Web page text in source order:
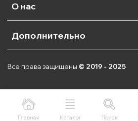
О нас
Дополнительно
Все права защищены © 2019 - 2025
Главная Каталог Поиск